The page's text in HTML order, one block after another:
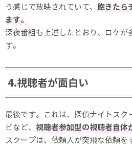
う感じで放映されていて、 飽きたら
ます。
深夜番組も上述したとおり、ロケが
す。
4.視聴者が面白い
最後です。これは、探偵ナイトスク
ビなど、 視聴者参加型の視聴者自体
スクープは、依頼人が突飛な依頼